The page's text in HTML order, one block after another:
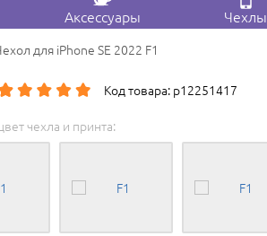
Аксессуары Чехлы
для iPhone SE 2022 F1
Код товара: p12251417
чехла и принта: